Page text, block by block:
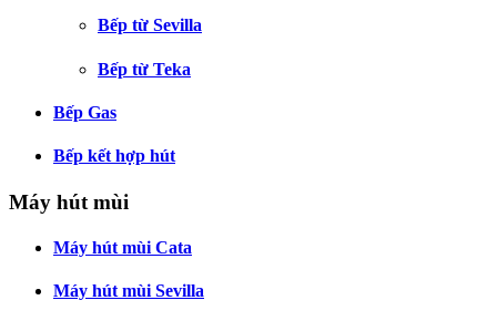
Bếp từ Sevilla
Bếp từ Teka
Bếp Gas
Bếp kết hợp hút
Máy hút mùi
Máy hút mùi Cata
Máy hút mùi Sevilla